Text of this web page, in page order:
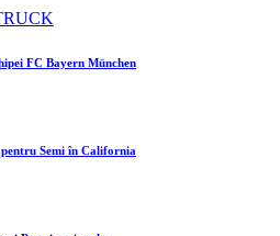
FC Bayern München
Semi în California